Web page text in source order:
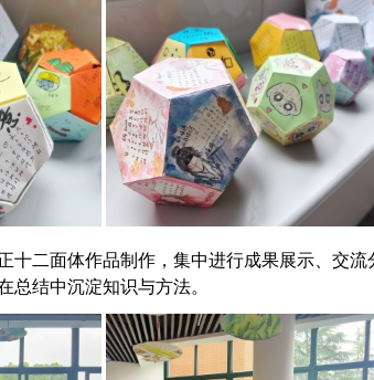
十二面体作品制作，集中进行成果展示、交流
总结中沉淀知识与方法。